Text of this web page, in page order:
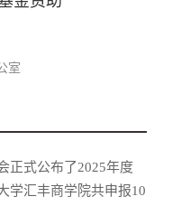
室
正式公布了2025年度
学汇丰商学院共申报10